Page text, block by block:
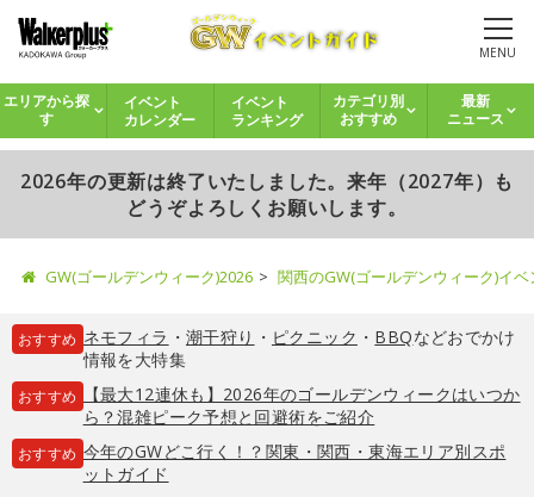
MENU
エリアから探
す
イベント
カレンダー
イベント
ランキング
カテゴリ別
おすすめ
最新
ニュース
2026年の更新は終了いたしました。来年（2027年）も
どうぞよろしくお願いします。
GW(ゴールデンウィーク)2026 関西のGW(ゴールデンウィーク)イ
おすすめ ネモフィラ ・ 潮干狩り ・ ピクニック ・ BBQなどおでかけ
情報を大特集
おすすめ
【最大12連休も】2026年のゴールデンウィークはいつか
ら？混雑ピーク予想と回避術をご紹介
おすすめ 今年のGWどこ行く！？関東・関西・東海エリア別スポ
ットガイド